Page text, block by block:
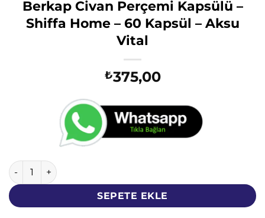
Berkap Civan Perçemi Kapsülü –
Shiffa Home – 60 Kapsül – Aksu
Vital
₺375,00
Berkap Civan Perçemi Kapsülü - Shiffa Home - 60 Kapsül
SEPETE EKLE